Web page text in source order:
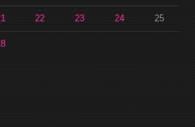
22 23 24 25